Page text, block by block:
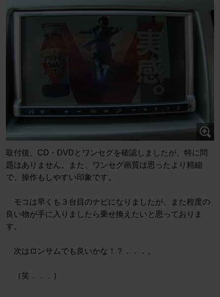
取付後、CD・DVDとワンセグを確認しましたが、特に問
題はありません。また、ワンセグ画質は思ったより精細
で、操作もしやすい印象です。
モコは早くも３台目のナビになりましたが、また程度の
良い物が手に入りましたら乗せ換えたいと思っておりま
す。
次はロンサムでも良いかな！？．．．。
（笑．．．）